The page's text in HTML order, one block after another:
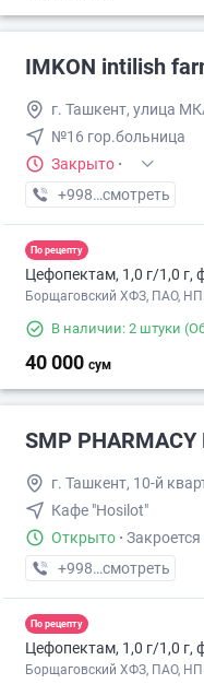
IMKON intilish
г. Ташкент, улица
№16 гор.больница
Закрыто ·
+998 (93) XXX-XX-XX
смотреть
По рецепту
Цефопектам, 1,0 г/1,0 г,
Борщаговский ХФЗ, ПАО,
В наличии: 2 штуки
40 000 сум
SMP PHARMACY
г. Ташкент, 10-й
Кафе "Hosilot"
Открыто · Закроется
+998 (71) XXX-XX-XX
смотреть
По рецепту
Цефопектам, 1,0 г/1,0 г,
Борщаговский ХФЗ, ПАО,